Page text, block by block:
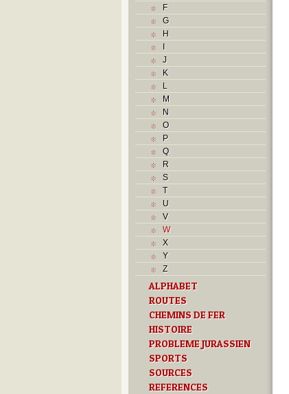
F
G
H
I
J
K
L
M
N
O
P
Q
R
S
T
U
V
W
X
Y
Z
ALPHABET
ROUTES
CHEMINS DE FER
HISTOIRE
PROBLEME JURASSIEN
SPORTS
SOURCES
REFERENCES